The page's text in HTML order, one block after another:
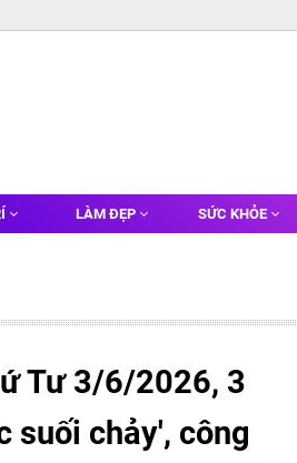
LÀM ĐẸP SỨC KHỎE
Tư 3/6/2026, 3
suối chảy', công